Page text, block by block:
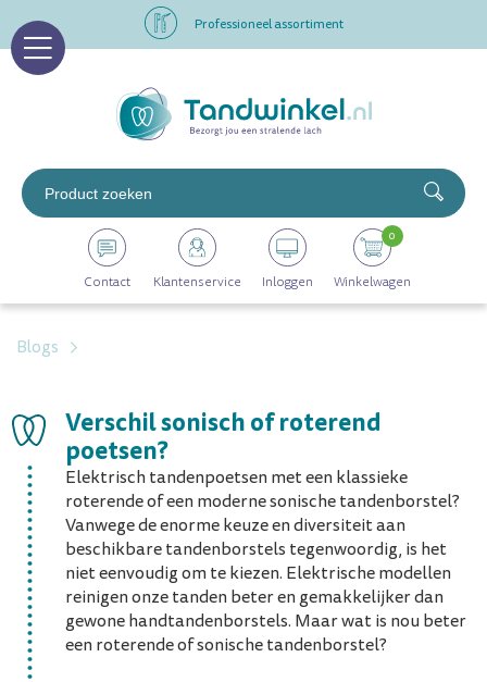
Op werkdagen voor 16.00 uur besteld, morgen in huis
Altijd op voorraad
Op werkdagen voor 16.00 uur besteld, morgen in huis
Contact Klantenservice Inloggen Winkelwagen
0
Blogs
Verschil sonisch of roterend
poetsen?
Elektrisch tandenpoetsen met een klassieke
roterende of een moderne sonische tandenborstel?
Vanwege de enorme keuze en diversiteit aan
beschikbare tandenborstels tegenwoordig, is het
niet eenvoudig om te kiezen. Elektrische modellen
reinigen onze tanden beter en gemakkelijker dan
gewone handtandenborstels. Maar wat is nou beter
een roterende of sonische tandenborstel?